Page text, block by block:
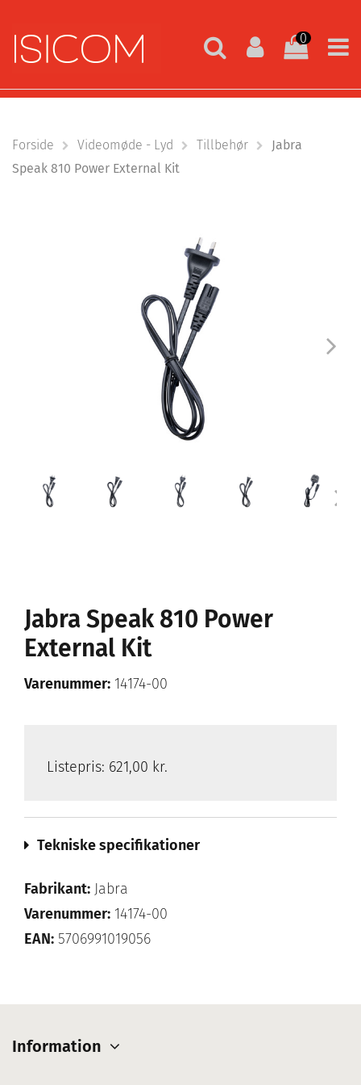
0
Forside Videomøde - Lyd Tillbehør
Jabra
Speak 810 Power External Kit
Jabra Speak 810 Power
External Kit
Varenummer: 14174-00
Listepris: 621,00 kr.
Tekniske specifikationer
Fabrikant: Jabra
Varenummer: 14174-00
EAN: 5706991019056
Information